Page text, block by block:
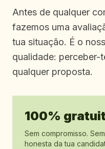
Antes de qualquer
fazemos uma
tua situação. É o
qualidade: perceber-
qualquer proposta.
100%
Sem compromisso.
honesta da tua